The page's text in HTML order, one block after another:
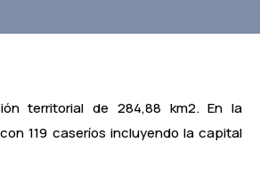
territorial de 284,88 km2. En la
119 caseríos incluyendo la capital